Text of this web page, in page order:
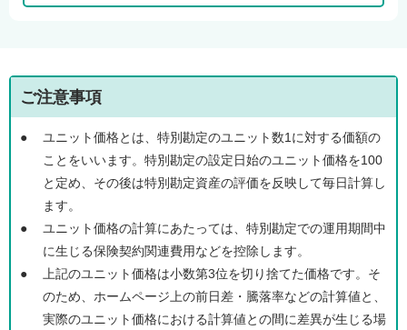
ご注意事項
●
ユニット価格とは、特別勘定のユニット数1に対する価額の
ことをいいます。特別勘定の設定日始のユニット価格を100
と定め、その後は特別勘定資産の評価を反映して毎日計算し
ます。
●
ユニット価格の計算にあたっては、特別勘定での運用期間中
に生じる保険契約関連費用などを控除します。
●
上記のユニット価格は小数第3位を切り捨てた価格です。そ
のため、ホームページ上の前日差・騰落率などの計算値と、
実際のユニット価格における計算値との間に差異が生じる場